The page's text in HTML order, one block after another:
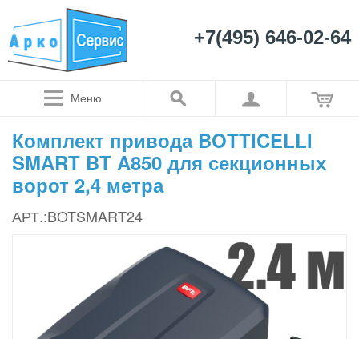
+7(495) 646-02-64
Меню
Комплект привода BOTTICELLI
SMART BT A850 для секционных
ворот 2,4 метра
АРТ.:BOTSMART24